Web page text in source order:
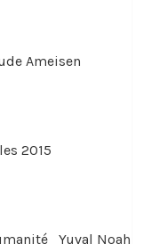
Ameisen
2015
Yuval Noah